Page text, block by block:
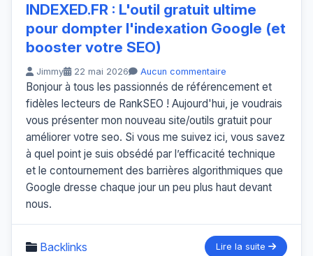
INDEXED.FR : L'outil gratuit ultime
pour dompter l'indexation Google (et
booster votre SEO)
Jimmy 22 mai 2026 Aucun commentaire
Bonjour à tous les passionnés de référencement et
fidèles lecteurs de RankSEO ! Aujourd'hui, je voudrais
vous présenter mon nouveau site/outils gratuit pour
améliorer votre seo. Si vous me suivez ici, vous savez
à quel point je suis obsédé par l’efficacité technique
et le contournement des barrières algorithmiques que
Google dresse chaque jour un peu plus haut devant
nous.
Backlinks Lire la suite